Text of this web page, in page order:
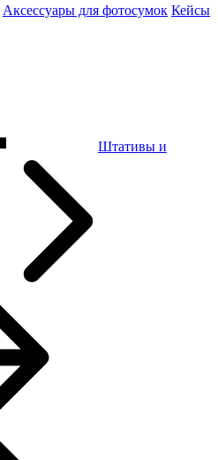
Аксессуары для фотосумок Кейсы
Штативы и